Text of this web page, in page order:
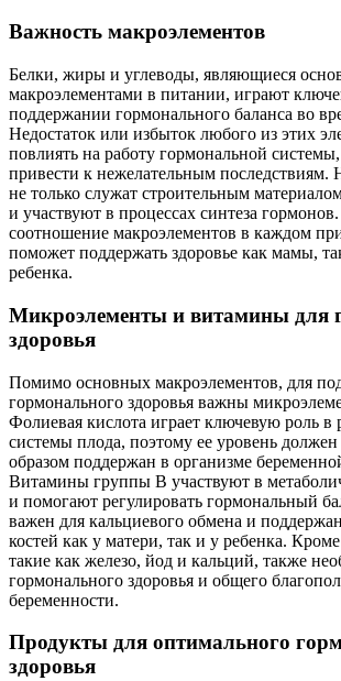
Важность макроэлементов
Белки, жиры и углеводы, являющиеся
макроэлементами в питании, играют
поддержании гормонального баланса во
Недостаток или избыток любого из этих
повлиять на работу гормональной
привести к нежелательным последствиям.
не только служат строительным
и участвуют в процессах синтеза
соотношение макроэлементов в каждом
поможет поддержать здоровье как мамы,
ребенка.
Микроэлементы и витамины для
здоровья
Помимо основных макроэлементов, для
гормонального здоровья важны
Фолиевая кислота играет ключевую роль в
системы плода, поэтому ее уровень
образом поддержан в организме
Витамины группы B участвуют в
и помогают регулировать гормональный
важен для кальциевого обмена и
костей как у матери, так и у ребенка.
такие как железо, йод и кальций, также
гормонального здоровья и общего
беременности.
Продукты для оптимального
здоровья